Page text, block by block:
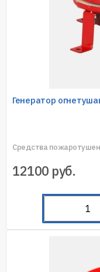
Генератор
Средства
12100 руб.